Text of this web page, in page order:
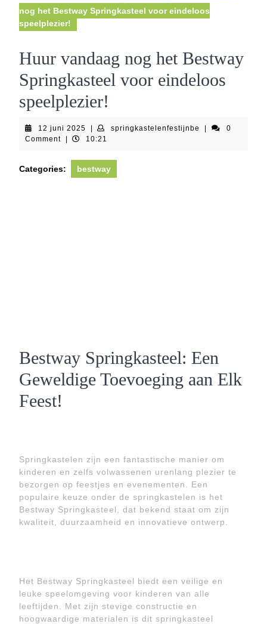
nog het Bestway Springkasteel voor eindeloos
speelplezier!
Huur vandaag nog het Bestway
Springkasteel voor eindeloos
speelplezier!
12 juni 2025 12
juni
springkastelenfestijnbe
0
Comment
10:21
Categories: bestway
Bestway Springkasteel: Een
Geweldige Toevoeging aan Elk
Feest!
Springkastelen zijn een fantastische manier om
kinderen en zelfs volwassenen urenlang plezier te
bezorgen op feestjes en evenementen. Een
populaire keuze onder de springkastelen is het
Bestway Springkasteel, dat bekend staat om zijn
kwaliteit, duurzaamheid en innovatieve ontwerp.
Het Bestway Springkasteel biedt een veilige en
leuke speelomgeving voor kinderen van alle
leeftijden. Met zijn stevige constructie en
hoogwaardige materialen is dit springkasteel